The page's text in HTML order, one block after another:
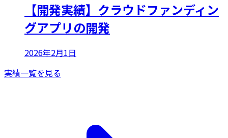
【開発実績】クラウドファンディン
グアプリの開発
2026年2月1日
実績一覧を見る